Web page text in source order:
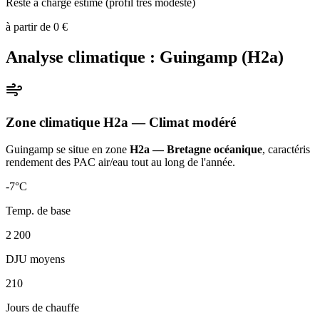
Reste à charge estimé (profil très modeste)
à partir de 0 €
Analyse climatique : Guingamp (H2a)
Zone climatique H2a — Climat modéré
Guingamp se situe en zone H2a — Bretagne océanique,
rendement des PAC air/eau tout au long de l'année.
-7°C
Temp. de base
2 200
DJU moyens
210
Jours de chauffe